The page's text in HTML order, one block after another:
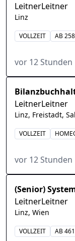
LeitnerLeitner
Linz
VOLLZEIT AB
vor 12 Stunden
LeitnerLeitner
Linz, Freistadt,
VOLLZEIT
vor 12 Stunden
(Senior)
LeitnerLeitner
Linz, Wien
VOLLZEIT AB